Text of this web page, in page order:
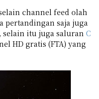
channel feed olah
pertandingan saja juga
itu juga saluran C
HD gratis (FTA) yang